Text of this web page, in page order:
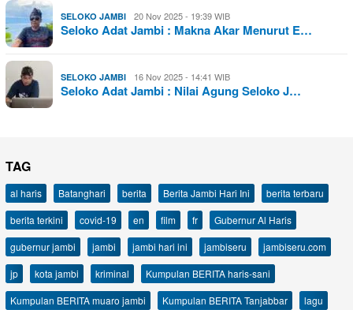
SELOKO JAMBI 20 Nov 2025 - 19:39 WIB
Seloko Adat Jambi : Makna Akar Menurut E…
SELOKO JAMBI 16 Nov 2025 - 14:41 WIB
Seloko Adat Jambi : Nilai Agung Seloko J…
TAG
al haris Batanghari berita Berita Jambi Hari Ini
berita terbaru
berita terkini
covid-19 en film fr
Gubernur Al Haris
gubernur jambi
jambi jambi hari ini jambiseru
jambiseru.com
jp
kota jambi kriminal
Kumpulan BERITA haris-sani
Kumpulan BERITA muaro jambi
Kumpulan BERITA Tanjabbar
lagu